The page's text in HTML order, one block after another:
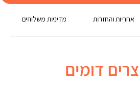
אחריות והחזרות מדיניות משלוחים
דומים